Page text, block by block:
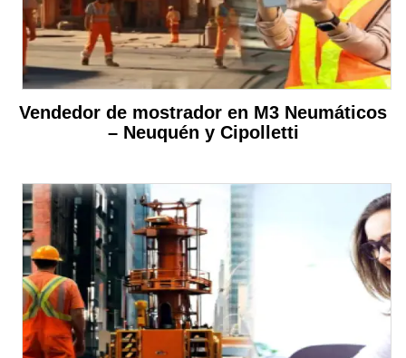
Vendedor de mostrador en M3 Neumáticos
– Neuquén y Cipolletti